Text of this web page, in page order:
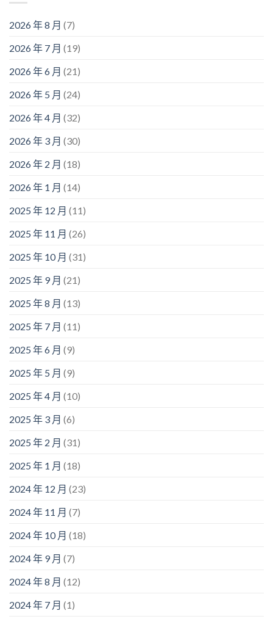
2026 年 8 月 (7)
2026 年 7 月 (19)
2026 年 6 月 (21)
2026 年 5 月 (24)
2026 年 4 月 (32)
2026 年 3 月 (30)
2026 年 2 月 (18)
2026 年 1 月 (14)
2025 年 12 月 (11)
2025 年 11 月 (26)
2025 年 10 月 (31)
2025 年 9 月 (21)
2025 年 8 月 (13)
2025 年 7 月 (11)
2025 年 6 月 (9)
2025 年 5 月 (9)
2025 年 4 月 (10)
2025 年 3 月 (6)
2025 年 2 月 (31)
2025 年 1 月 (18)
2024 年 12 月 (23)
2024 年 11 月 (7)
2024 年 10 月 (18)
2024 年 9 月 (7)
2024 年 8 月 (12)
2024 年 7 月 (1)